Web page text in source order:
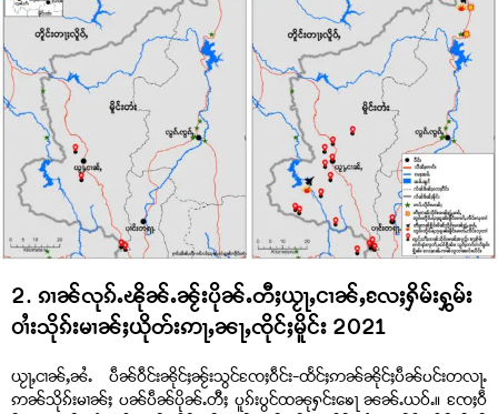
2. ၵၢၼ်လုၵ်ႉၽိုၼ်ႉၼႂ်းပိုၼ်ႉတီႈယႂႃႇငၢၼ်ႇလႄႈႁိမ်းႁွမ်း
ဝၢႆးသိုၵ်းမၢၼ်ႈယိုတ်းဢႃႇၼႃႇၸိုင်ႈမိူင်း 2021
ယႂႃႇငၢၼ်ႇၼႆႉ ပဵၼ်ဝဵင်းၼိုင်ႈၼႂ်းသွင်ၸႄႈဝဵင်း-ထႅင်ႈဢၼ်ၼိုင်ႈပဵၼ်ပင်းတလႃႉ
ဢၼ်သိုၵ်းမၢၼ်ႈ ပၼ်ပဵၼ်ပိုၼ်ႉတီႈ ပူၵ်းပွင်ထၼုႁင်းၶေႃ ၼၼ်ႉယဝ်ႉ။ ၸႄႈဝဵ